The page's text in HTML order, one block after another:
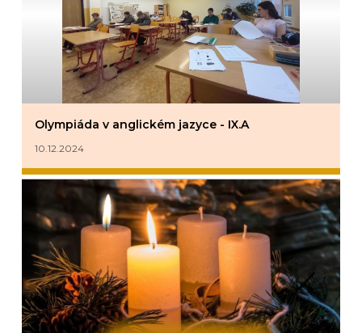
Olympiáda v anglickém jazyce - IX.A
10.12.2024